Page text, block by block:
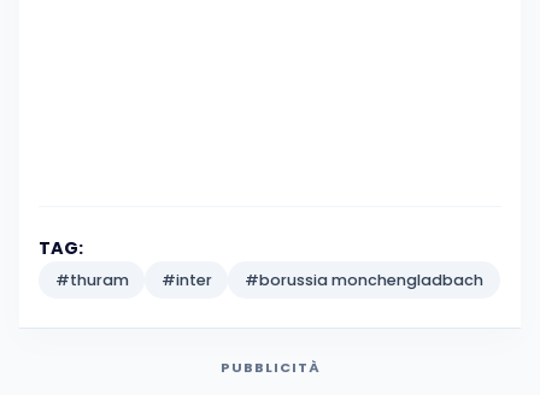
TAG:
#thuram #inter #borussia monchengladbach
PUBBLICITÀ